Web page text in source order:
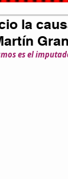
la
es el